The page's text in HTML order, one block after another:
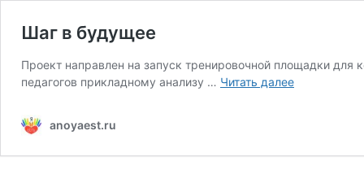
Шаг в будущее
Проект направлен на запуск тренировочной площадки для
педагогов прикладному анализу … Читать далееШаг
anoyaest.ru